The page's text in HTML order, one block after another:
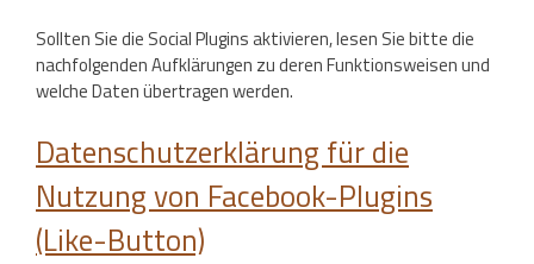
Sollten Sie die Social Plugins aktivieren, lesen Sie bitte die
nachfolgenden Aufklärungen zu deren Funktionsweisen und
welche Daten übertragen werden.
Datenschutzerklärung für die
Nutzung von Facebook-Plugins
(Like-Button)